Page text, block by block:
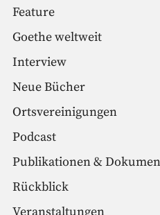
Feature
Goethe weltweit
Interview
Neue Bücher
Ortsvereinigungen
Podcast
Publikationen &
Rückblick
Veranstaltungen